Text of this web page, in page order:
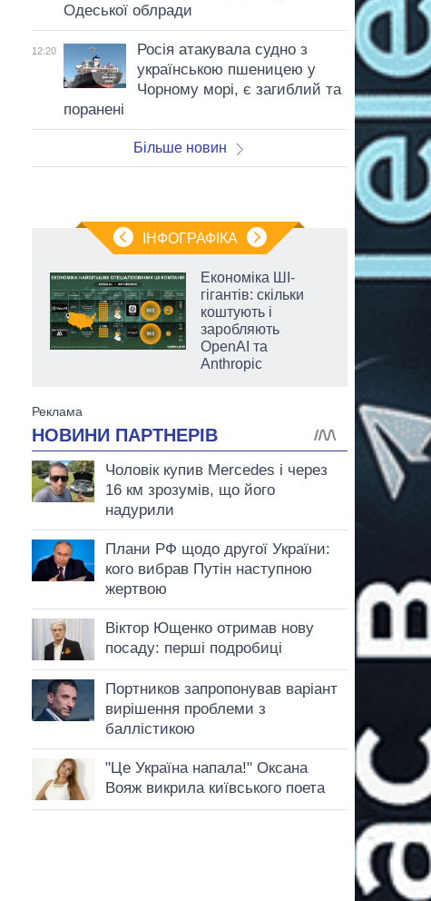
Одеської облради
12:20
Росія атакувала судно з
українською пшеницею у
Чорному морі, є загиблий та
поранені
Більше новин
ІНФОГРАФІКА
Економіка ШІ-
гігантів: скільки
коштують і
заробляють
OpenAI та
Anthropic